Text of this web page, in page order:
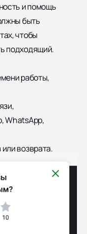
и помощь
быть
чтобы
подходящий.
работы,
WhatsApp,
возврата.